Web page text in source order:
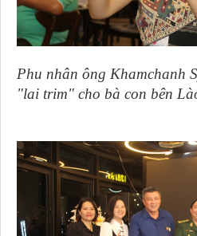
Phu nhân ông Khamchanh
"lai trim" cho bà con bên